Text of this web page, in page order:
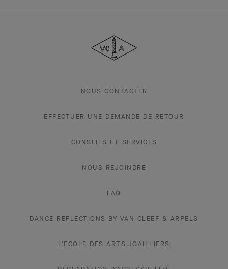
&
Arpels
NOUS CONTACTER
EFFECTUER UNE DEMANDE DE RETOUR
CONSEILS ET SERVICES
NOUS REJOINDRE
FAQ
DANCE REFLECTIONS BY VAN CLEEF & ARPELS
L'ECOLE DES ARTS JOAILLIERS